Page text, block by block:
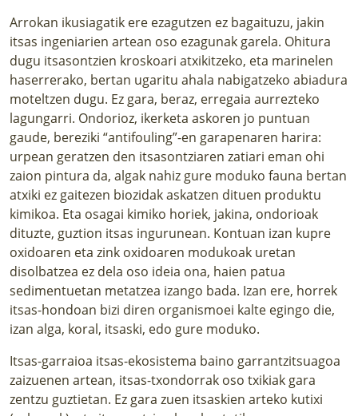
Arrokan ikusiagatik ere ezagutzen ez bagaituzu, jakin
itsas ingeniarien artean oso ezagunak garela. Ohitura
dugu itsasontzien kroskoari atxikitzeko, eta marinelen
haserrerako, bertan ugaritu ahala nabigatzeko abiadura
moteltzen dugu. Ez gara, beraz, erregaia aurrezteko
lagungarri. Ondorioz, ikerketa askoren jo puntuan
gaude, bereziki “antifouling”-en garapenaren harira:
urpean geratzen den itsasontziaren zatiari eman ohi
zaion pintura da, algak nahiz gure moduko fauna bertan
atxiki ez gaitezen biozidak askatzen dituen produktu
kimikoa. Eta osagai kimiko horiek, jakina, ondorioak
dituzte, guztion itsas ingurunean. Kontuan izan kupre
oxidoaren eta zink oxidoaren modukoak uretan
disolbatzea ez dela oso ideia ona, haien patua
sedimentuetan metatzea izango bada. Izan ere, horrek
itsas-hondoan bizi diren organismoei kalte egingo die,
izan alga, koral, itsaski, edo gure moduko.
Itsas-garraioa itsas-ekosistema baino garrantzitsuagoa
zaizuenen artean, itsas-txondorrak oso txikiak gara
zentzu guztietan. Ez gara zuen itsaskien arteko kutixi